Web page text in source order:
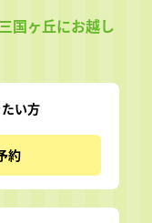
国ヶ丘にお越し
い方
約